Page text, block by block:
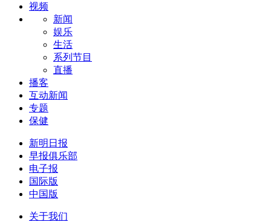
视频
新闻
娱乐
生活
系列节目
直播
播客
互动新闻
专题
保健
新明日报
早报俱乐部
电子报
国际版
中国版
关于我们